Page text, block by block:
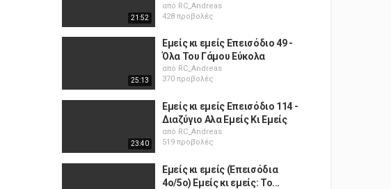
21:52
από RC_Andreas
428 προβολές
25:13
Εμείς κι εμείς Επεισόδιο 49 -
Όλα Του Γάμου Εύκολα
από RC_Andreas
370 προβολές
23:40
Εμείς κι εμείς Επεισόδιο 114 -
Διαζύγιο Αλα Εμείς Κι Εμείς
από RC_Andreas
519 προβολές
Εμείς κι εμείς (Επεισόδια
4ο/5ο) Εμείς κι εμείς: Το...